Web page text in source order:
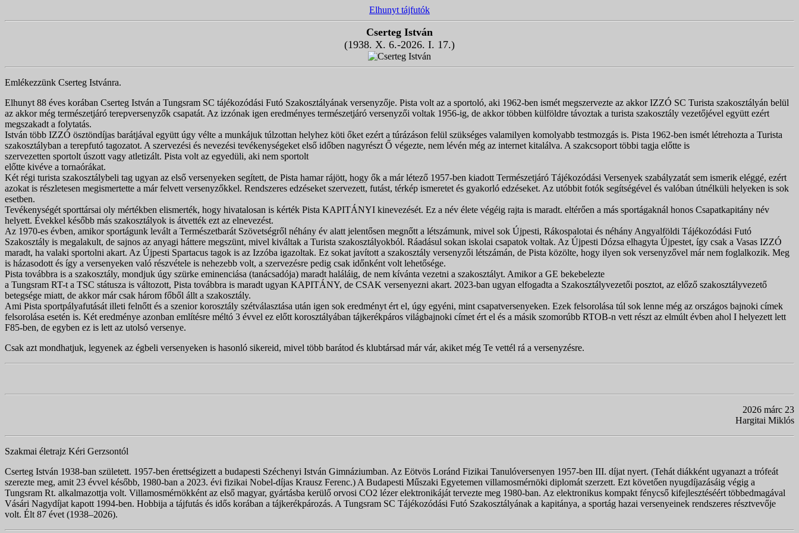
Elhunyt tájfutók
Cserteg István
(1938. X. 6.-2026. I. 17.)
Emlékezzünk Cserteg Istvánra.
Elhunyt 88 éves korában Cserteg István a Tungsram SC tájékozódási Futó Szakosztályának versenyzője. Pista volt az a sportoló, aki 1962-ben ismét megszervezte az akkor IZZÓ SC Turista szakosztályán belül
az akkor még természetjáró terepversenyzők csapatát. Az izzónak igen eredményes természetjáró versenyzői voltak 1956-ig, de akkor többen külföldre távoztak a turista szakosztály vezetőjével együtt ezért
megszakadt a folytatás.
István több IZZÓ ösztöndíjas barátjával együtt úgy vélte a munkájuk túlzottan helyhez köti őket ezért a túrázáson felül szükséges valamilyen komolyabb testmozgás is. Pista 1962-ben ismét létrehozta a Turista
szakosztályban a terepfutó tagozatot. A szervezési és nevezési tevékenységeket első időben nagyrészt Ő végezte, nem lévén még az internet kitalálva. A szakcsoport többi tagja előtte is
szervezetten sportolt úszott vagy atletizált. Pista volt az egyedüli, aki nem sportolt
előtte kivéve a tornaórákat.
Két régi turista szakosztálybeli tag ugyan az első versenyeken segített, de Pista hamar rájött, hogy ők a már létező 1957-ben kiadott Természetjáró Tájékozódási Versenyek szabályzatát sem ismerik eléggé, ezért
azokat is részletesen megismertette a már felvett versenyzőkkel. Rendszeres edzéseket szervezett, futást, térkép ismeretet és gyakorló edzéseket. Az utóbbit fotók segítségével és valóban útnélküli helyeken is sok
esetben.
Tevékenységét sporttársai oly mértékben elismerték, hogy hivatalosan is kérték Pista KAPITÁNYI kinevezését. Ez a név élete végéig rajta is maradt. eltérően a más sportágaknál honos Csapatkapitány név
helyett. Évekkel később más szakosztályok is átvették ezt az elnevezést.
Az 1970-es évben, amikor sportágunk levált a Természetbarát Szövetségről néhány év alatt jelentősen megnőtt a létszámunk, mivel sok Újpesti, Rákospalotai és néhány Angyalföldi Tájékozódási Futó
Szakosztály is megalakult, de sajnos az anyagi háttere megszünt, mivel kiváltak a Turista szakosztályokból. Ráadásul sokan iskolai csapatok voltak. Az Újpesti Dózsa elhagyta Újpestet, így csak a Vasas IZZÓ
maradt, ha valaki sportolni akart. Az Újpesti Spartacus tagok is az Izzóba igazoltak. Ez sokat javított a szakosztály versenyzői létszámán, de Pista közölte, hogy ilyen sok versenyzővel már nem foglalkozik. Meg
is házasodott és így a versenyeken való részvétele is nehezebb volt, a szervezésre pedig csak időnként volt lehetősége.
Pista továbbra is a szakosztály, mondjuk úgy szürke eminenciása (tanácsadója) maradt haláláig, de nem kívánta vezetni a szakosztályt. Amikor a GE bekebelezte
a Tungsram RT-t a TSC státusza is változott, Pista továbbra is maradt ugyan KAPITÁNY, de CSAK versenyezni akart. 2023-ban ugyan elfogadta a Szakosztályvezetői posztot, az előző szakosztályvezető
betegsége miatt, de akkor már csak három főből állt a szakosztály.
Ami Pista sportpályafutását illeti felnőtt és a szenior korosztály szétválasztása után igen sok eredményt ért el, úgy egyéni, mint csapatversenyeken. Ezek felsorolása túl sok lenne még az országos bajnoki címek
felsorolása esetén is. Két eredménye azonban említésre méltó 3 évvel ez előtt korosztályában tájkerékpáros világbajnoki címet ért el és a másik szomorúbb RTOB-n vett részt az elmúlt évben ahol I helyezett lett
F85-ben, de egyben ez is lett az utolsó versenye.
Csak azt mondhatjuk, legyenek az égbeli versenyeken is hasonló sikereid, mivel több barátod és klubtársad már vár, akiket még Te vettél rá a versenyzésre.
2026 márc 23
Hargitai Miklós
Szakmai életrajz Kéri Gerzsontól
Cserteg István 1938-ban született. 1957-ben érettségizett a budapesti Széchenyi István Gimnáziumban. Az Eötvös Loránd Fizikai Tanulóversenyen 1957-ben III. díjat nyert. (Tehát diákként ugyanazt a trófeát
szerezte meg, amit 23 évvel később, 1980-ban a 2023. évi fizikai Nobel-díjas Krausz Ferenc.) A Budapesti Műszaki Egyetemen villamosmérnöki diplomát szerzett. Ezt követően nyugdíjazásáig végig a
Tungsram Rt. alkalmazottja volt. Villamosmérnökként az első magyar, gyártásba kerülő orvosi CO2 lézer elektronikáját tervezte meg 1980-ban. Az elektronikus kompakt fénycső kifejlesztéséért többedmagával
Vásári Nagydíjat kapott 1994-ben. Hobbija a tájfutás és idős korában a tájkerékpározás. A Tungsram SC Tájékozódási Futó Szakosztályának a kapitánya, a sportág hazai versenyeinek rendszeres résztvevője
volt. Élt 87 évet (1938–2026).